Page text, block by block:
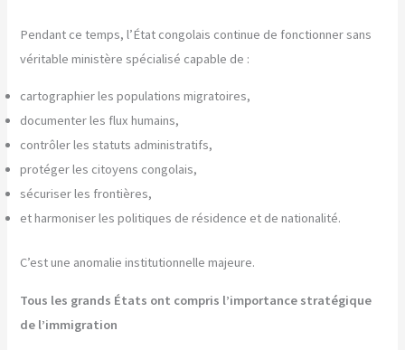
Pendant ce temps, l’État congolais continue de fonctionner sans
véritable ministère spécialisé capable de :
cartographier les populations migratoires,
documenter les flux humains,
contrôler les statuts administratifs,
protéger les citoyens congolais,
sécuriser les frontières,
et harmoniser les politiques de résidence et de nationalité.
C’est une anomalie institutionnelle majeure.
Tous les grands États ont compris l’importance stratégique
de l’immigration